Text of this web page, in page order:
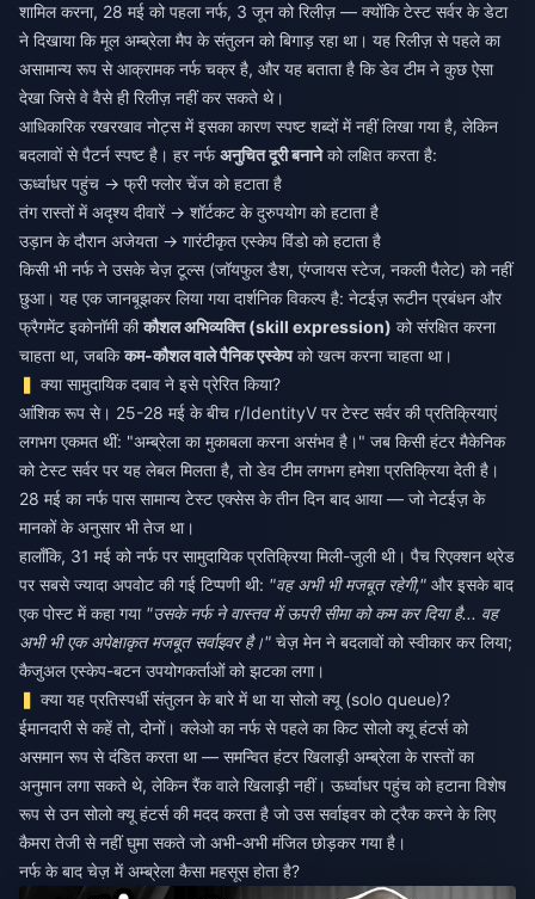
शामिल करना, 28 मई को पहला नर्फ, 3 जून को रिलीज़ — क्योंकि टेस्ट सर्वर के डेटा
ने दिखाया कि मूल अम्ब्रेला मैप के संतुलन को बिगाड़ रहा था। यह रिलीज़ से पहले का
असामान्य रूप से आक्रामक नर्फ चक्र है, और यह बताता है कि डेव टीम ने कुछ ऐसा
देखा जिसे वे वैसे ही रिलीज़ नहीं कर सकते थे।
आधिकारिक रखरखाव नोट्स में इसका कारण स्पष्ट शब्दों में नहीं लिखा गया है, लेकिन
बदलावों से पैटर्न स्पष्ट है। हर नर्फअनुचित दूरी बनानेको लक्षित करता है:
ऊर्ध्वाधर पहुंच → फ्री फ्लोर चेंज को हटाता है
तंग रास्तों में अदृश्य दीवारें → शॉर्टकट के दुरुपयोग को हटाता है
उड़ान के दौरान अजेयता → गारंटीकृत एस्केप विंडो को हटाता है
किसी भी नर्फ ने उसके चेज़ टूल्स (जॉयफुल डैश, एंग्जायस स्टेज, नकली पैलेट) को नहीं
छुआ। यह एक जानबूझकर लिया गया दार्शनिक विकल्प है: नेटईज़ रूटीन प्रबंधन और
फ्रैगमेंट इकोनॉमी कीकौशल अभिव्यक्ति (skill expression) को संरक्षित करना
चाहता था, जबकिकम-कौशल वाले पैनिक एस्केपको खत्म करना चाहता था।
क्या सामुदायिक दबाव ने इसे प्रेरित किया?
आंशिक रूप से। 25-28 मई के बीच r/IdentityV पर टेस्ट सर्वर की प्रतिक्रियाएं
लगभग एकमत थीं: "अम्ब्रेला का मुकाबला करना असंभव है।" जब किसी हंटर मैकेनिक
को टेस्ट सर्वर पर यह लेबल मिलता है, तो डेव टीम लगभग हमेशा प्रतिक्रिया देती है।
28 मई का नर्फ पास सामान्य टेस्ट एक्सेस के तीन दिन बाद आया — जो नेटईज़ के
मानकों के अनुसार भी तेज था।
हालाँकि, 31 मई को नर्फ पर सामुदायिक प्रतिक्रिया मिली-जुली थी। पैच रिएक्शन थ्रेड
पर सबसे ज्यादा अपवोट की गई टिप्पणी थी: "वह अभी भी मजबूत रहेगी," और इसके बाद
एक पोस्ट में कहा गया "उसके नर्फ ने वास्तव में ऊपरी सीमा को कम कर दिया है... वह
अभी भी एक अपेक्षाकृत मजबूत सर्वाइवर है।" चेज़ मेन ने बदलावों को स्वीकार कर लिया;
कैजुअल एस्केप-बटन उपयोगकर्ताओं को झटका लगा।
क्या यह प्रतिस्पर्धी संतुलन के बारे में था या सोलो क्यू (solo queue)?
ईमानदारी से कहें तो, दोनों। क्लेओ का नर्फ से पहले का किट सोलो क्यू हंटर्स को
असमान रूप से दंडित करता था — समन्वित हंटर खिलाड़ी अम्ब्रेला के रास्तों का
अनुमान लगा सकते थे, लेकिन रैंक वाले खिलाड़ी नहीं। ऊर्ध्वाधर पहुंच को हटाना विशेष
रूप से उन सोलो क्यू हंटर्स की मदद करता है जो उस सर्वाइवर को ट्रैक करने के लिए
कैमरा तेजी से नहीं घुमा सकते जो अभी-अभी मंजिल छोड़कर गया है।
नर्फ के बाद चेज़ में अम्ब्रेला कैसा महसूस होता है?